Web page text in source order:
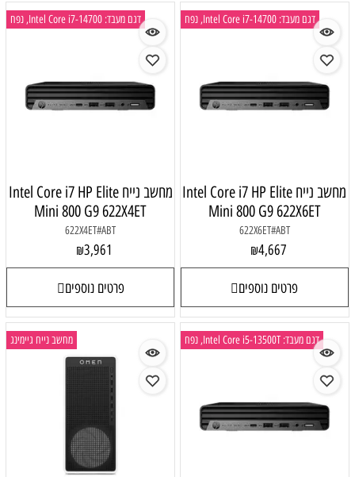
דגם מעבד: Intel Core i7-14700, נפח
מחשב נייח Intel Core i7 HP Elite
Mini 800 G9 622X6ET
622X6ET#ABT
₪4,667
פרטים נוספים
דגם מעבד: Intel Core i7-14700, נפח
מחשב נייח Intel Core i7 HP Elite
Mini 800 G9 622X4ET
622X4ET#ABT
₪3,961
פרטים נוספים
דגם מעבד: Intel Core i5-13500T, נפח מחשב נייח גיימינג